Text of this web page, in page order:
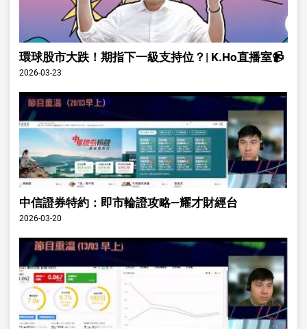
環球股市大跌！期指下一級支持位？| K.Ho直播室📹
2026-03-23
中信證券特約：即市輪證攻略—耀才財經台
2026-03-20